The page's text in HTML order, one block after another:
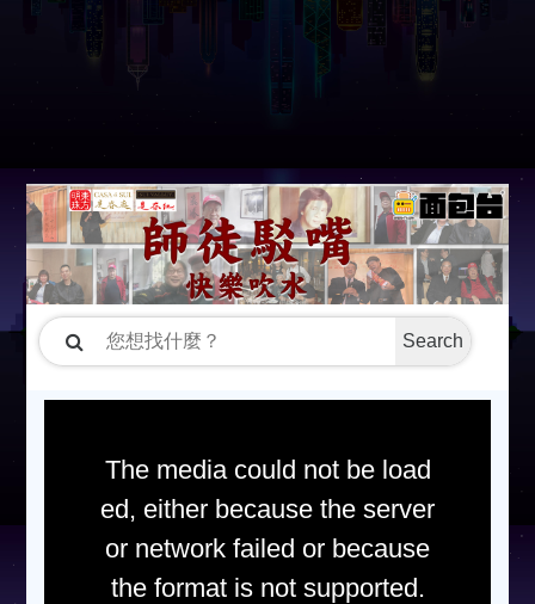
Search
The media could not be load
ed, either because the server
or network failed or because
the format is not supported.